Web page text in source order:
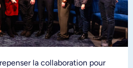
la collaboration pour